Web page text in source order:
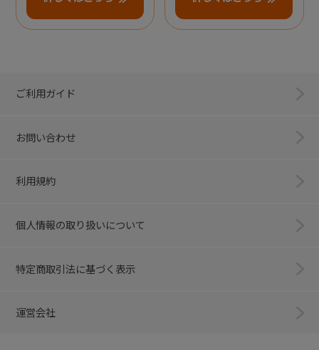
ご利用ガイド
お問い合わせ
利用規約
個人情報の取り扱いについて
特定商取引法に基づく表示
運営会社